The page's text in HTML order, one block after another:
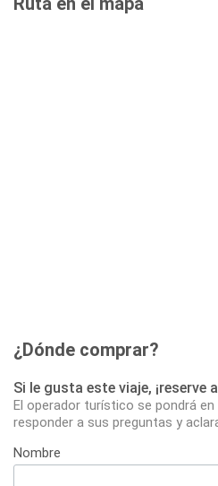
¿Dónde comprar?
Si le gusta este viaje, ¡reserve
El operador turístico se pondrá
responder a sus preguntas y
Nombre